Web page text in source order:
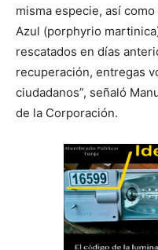
misma especie, así
Azul (porphyrio
rescatados en días
recuperación, entregas
ciudadanos”, señaló
de la Corporación.